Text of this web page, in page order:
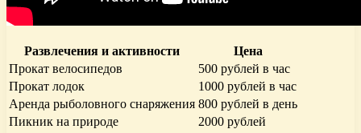
Развлечения и активности
Цена
Прокат велосипедов
500 рублей в час
Прокат лодок
1000 рублей в час
Аренда рыболовного снаряжения 800 рублей в день
Пикник на природе
2000 рублей